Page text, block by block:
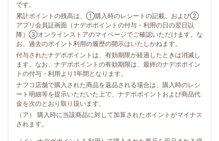
です。
累計ポイントの残高は、①購入時のレシートの記載、および②
アプリ会員証画面（ナデポポイントの付与・利用の日の翌日以
降）③オンラインストアのマイページでご確認いただけます。な
お、過去のポイント利用の履歴の開示はいたしかねます。
付与されたナデポポイントは、有効期限が経過したときは消滅し
ます。なお、ナデポポイントの有効期限は、最終のナデポポイン
トの付与・利用より1年間となります。
ナフコ店舗で購入された商品を返品される場合は、購入時のレシ
ート明細等を提示いただいた上で、ナデポポイントおよび商品代
金を次のとおり取り扱います。
（ア） 購入時に当該商品に対して加算されたポイントがマイナス
されます。